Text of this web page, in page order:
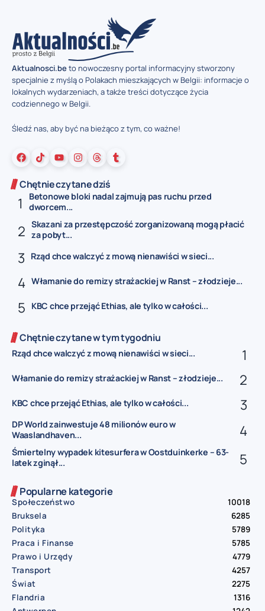
Aktualnosci.beto nowoczesny portal informacyjny stworzony
specjalnie z myślą o Polakach mieszkających w Belgii: informacje o
lokalnych wydarzeniach, a także treści dotyczące życia
codziennego w Belgii.
Śledź nas, aby być na bieżąco z tym, co ważne!
Chętnie czytane dziś
Betonowe bloki nadal zajmują pas ruchu przed
dworcem...
Skazani za przestępczość zorganizowaną mogą płacić
za pobyt...
Rząd chce walczyć z mową nienawiści w sieci...
Włamanie do remizy strażackiej w Ranst – złodzieje...
KBC chce przejąć Ethias, ale tylko w całości...
Chętnie czytane w tym tygodniu
Rząd chce walczyć z mową nienawiści w sieci...
Włamanie do remizy strażackiej w Ranst – złodzieje...
KBC chce przejąć Ethias, ale tylko w całości...
DP World zainwestuje 48 milionów euro w
Waaslandhaven...
Śmiertelny wypadek kitesurfera w Oostduinkerke – 63-
latek zginął...
Popularne kategorie
Społeczeństwo
10018
Bruksela
6285
Polityka
5789
Praca i Finanse
5785
Prawo i Urzędy
4779
Transport
4257
Świat
2275
Flandria
1316